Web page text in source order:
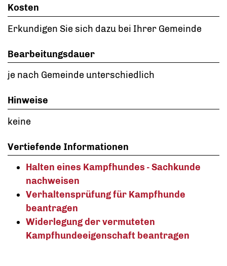
Kosten
Erkundigen Sie sich dazu bei Ihrer Gemeinde
Bearbeitungsdauer
je nach Gemeinde unterschiedlich
Hinweise
keine
Vertiefende Informationen
Halten eines Kampfhundes - Sachkunde
nachweisen
Verhaltensprüfung für Kampfhunde
beantragen
Widerlegung der vermuteten
Kampfhundeeigenschaft beantragen